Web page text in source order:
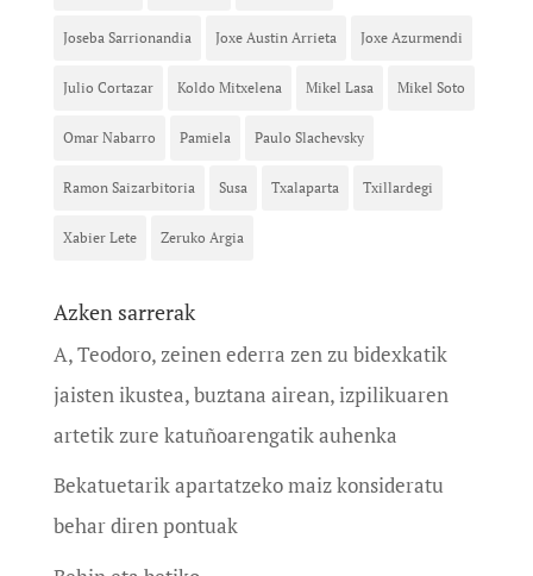
Joseba Sarrionandia Joxe Austin Arrieta Joxe Azurmendi
Julio Cortazar Koldo Mitxelena Mikel Lasa Mikel Soto
Omar Nabarro Pamiela Paulo Slachevsky
Ramon Saizarbitoria Susa Txalaparta Txillardegi
Xabier Lete Zeruko Argia
Azken sarrerak
A, Teodoro, zeinen ederra zen zu bidexkatik
jaisten ikustea, buztana airean, izpilikuaren
artetik zure katuñoarengatik auhenka
Bekatuetarik apartatzeko maiz konsideratu
behar diren pontuak